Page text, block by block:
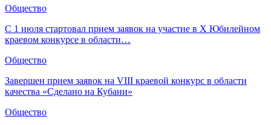
Общество
С 1 июля стартовал прием заявок на участие в X Юбилейном
краевом конкурсе в области…
Общество
Завершен прием заявок на VIII краевой конкурс в области
качества «Сделано на Кубани»
Общество